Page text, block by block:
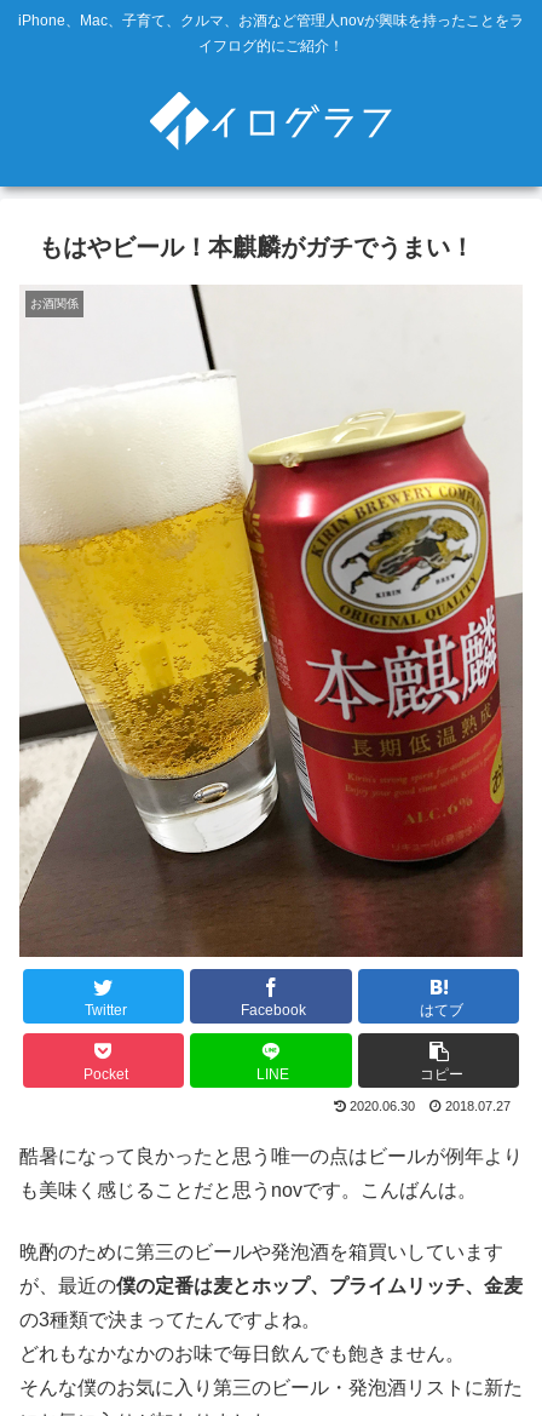
iPhone、Mac、子育て、クルマ、お酒など管理人novが興味を持ったことをラ
イフログ的にご紹介！
もはやビール！本麒麟がガチでうまい！
お酒関係
Twitter Facebook はてブ
Pocket LINE コピー
2020.06.30 2018.07.27
酷暑になって良かったと思う唯一の点はビールが例年より
も美味く感じることだと思うnovです。こんばんは。
晩酌のために第三のビールや発泡酒を箱買いしています
が、最近の僕の定番は麦とホップ、プライムリッチ、金麦
の3種類で決まってたんですよね。
どれもなかなかのお味で毎日飲んでも飽きません。
そんな僕のお気に入り第三のビール・発泡酒リストに新た